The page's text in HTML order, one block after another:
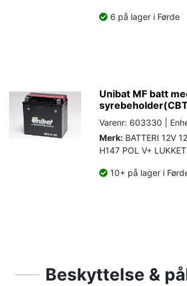
6 på lager i Førde
Unibat MF batt
Varenr: 603330 |
Merk: BATTERI 12V
H147 POL V+ LUKKET
10+ på lager i
Beskyttelse &